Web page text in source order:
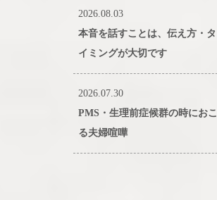
2026.08.03
本音を話すことは、伝え方・タ
イミングが大切です
2026.07.30
PMS・生理前症候群の時におこ
る夫婦喧嘩